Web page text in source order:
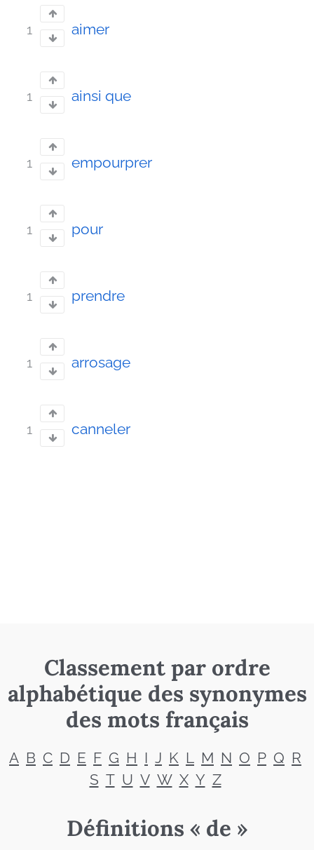
1 aimer
1 ainsi que
1 empourprer
1 pour
1 prendre
1 arrosage
1 canneler
Classement par ordre
alphabétique des synonymes
des mots français
A B C D E F G H I J K L M N O P Q R
S T U V W X Y Z
Définitions « de »